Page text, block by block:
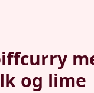
og lime